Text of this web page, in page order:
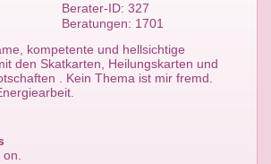
kompetente und hellsichtige
den Skatkarten, Heilungskarten und
. Kein Thema ist mir fremd.
on.
Berater-ID: 327
Beratungen: 1701